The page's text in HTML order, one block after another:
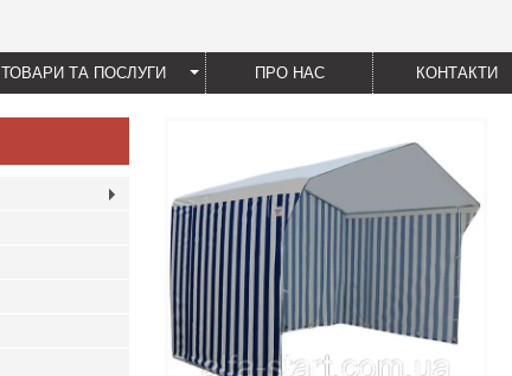
ТОВАРИ ТА ПОСЛУГИ ПРО НАС КОНТАКТИ